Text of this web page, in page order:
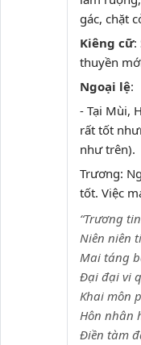
gác, chặt
Kiêng cữ:
thuyền
Ngoại lệ:
- Tại Mùi,
rất tốt
như trên).
Trương:
tốt. Việc
“Trương
Niên niên
Mai táng
Đại đại vi
Khai môn
Hôn nhân
Điền tàm